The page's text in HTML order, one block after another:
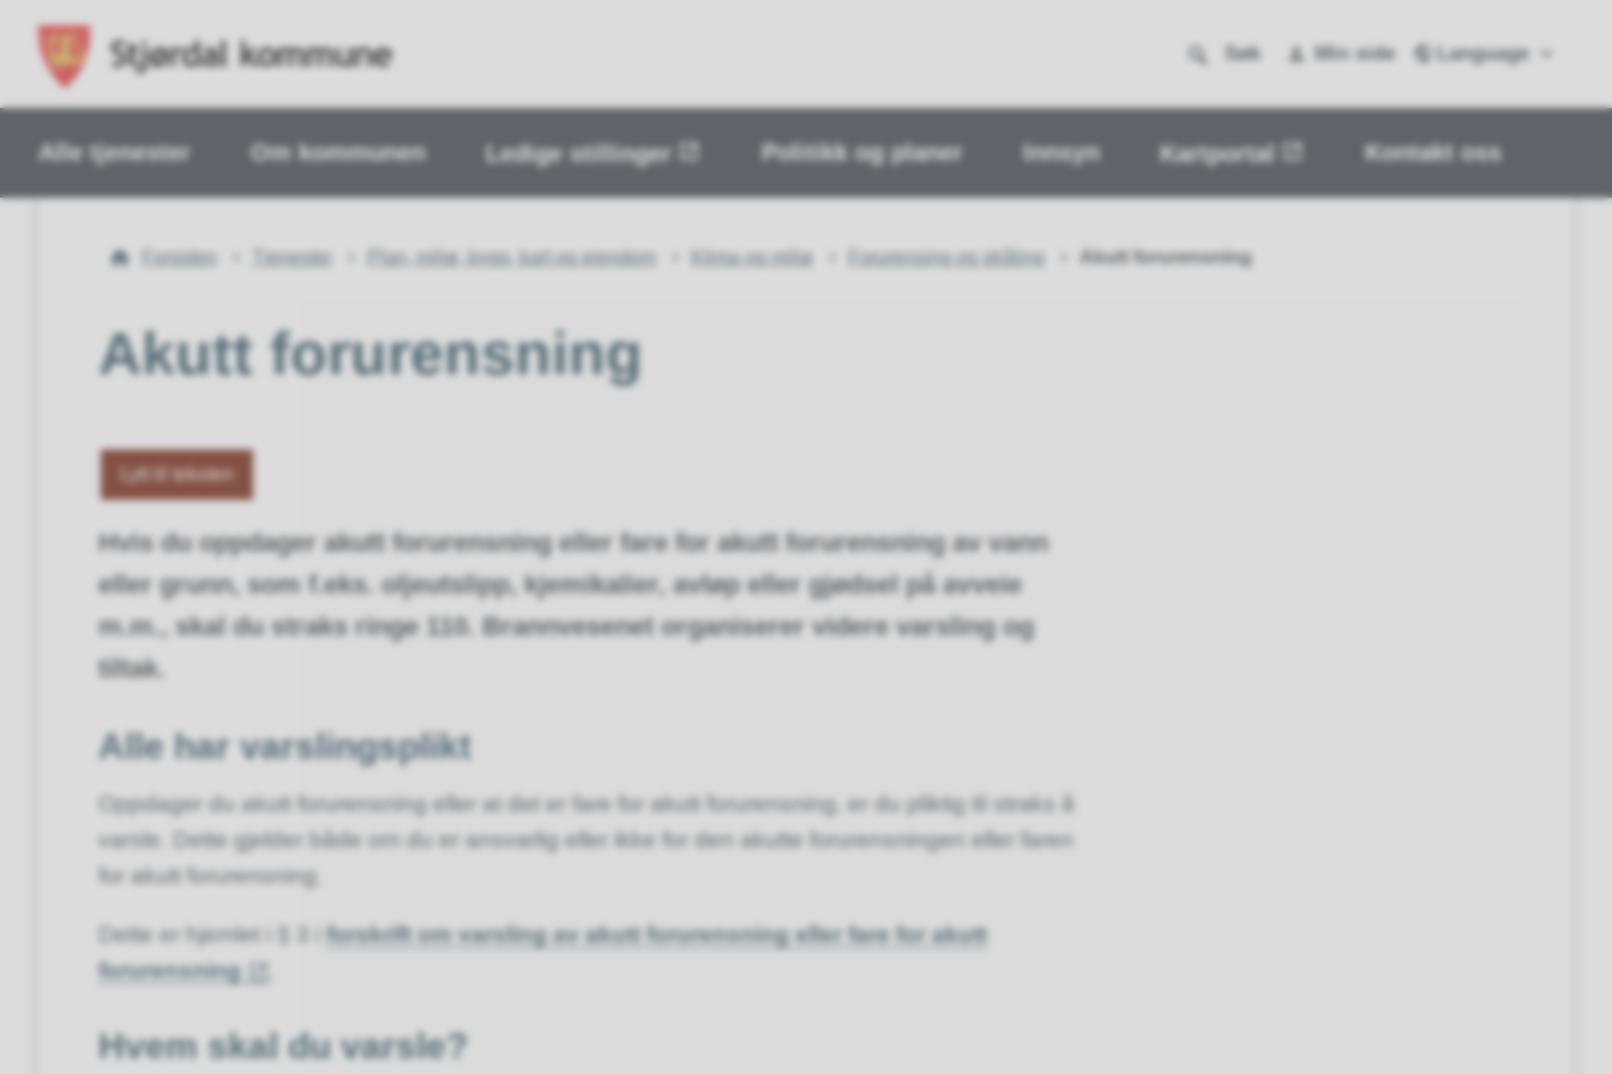
Søk Min side Language
Alle tjenester Om kommunen Ledige stillinger Politikk og planer Innsyn Kartportal Kontakt oss
Du
Forsiden Tjenester Plan, miljø, bygg, kart og eiendom Klima og miljø Forurensing og stråling Akutt forurensning
Akutt forurensning
Lytt til teksten
Hvis du oppdager akutt forurensning eller fare for akutt forurensning av vann
eller grunn, som f.eks. oljeutslipp, kjemikalier, avløp eller gjødsel på avveie
m.m., skal du straks ringe 110. Brannvesenet organiserer videre varsling og
tiltak.
Alle har varslingsplikt
Oppdager du akutt forurensning eller at det er fare for akutt forurensning, er du pliktig til straks å
varsle. Dette gjelder både om du er ansvarlig eller ikke for den akutte forurensningen eller faren
for akutt forurensning.
Dette er hjemlet i § 3 i forskrift om varsling av akutt forurensning eller fare for akutt
forurensning
Hvem skal du varsle?